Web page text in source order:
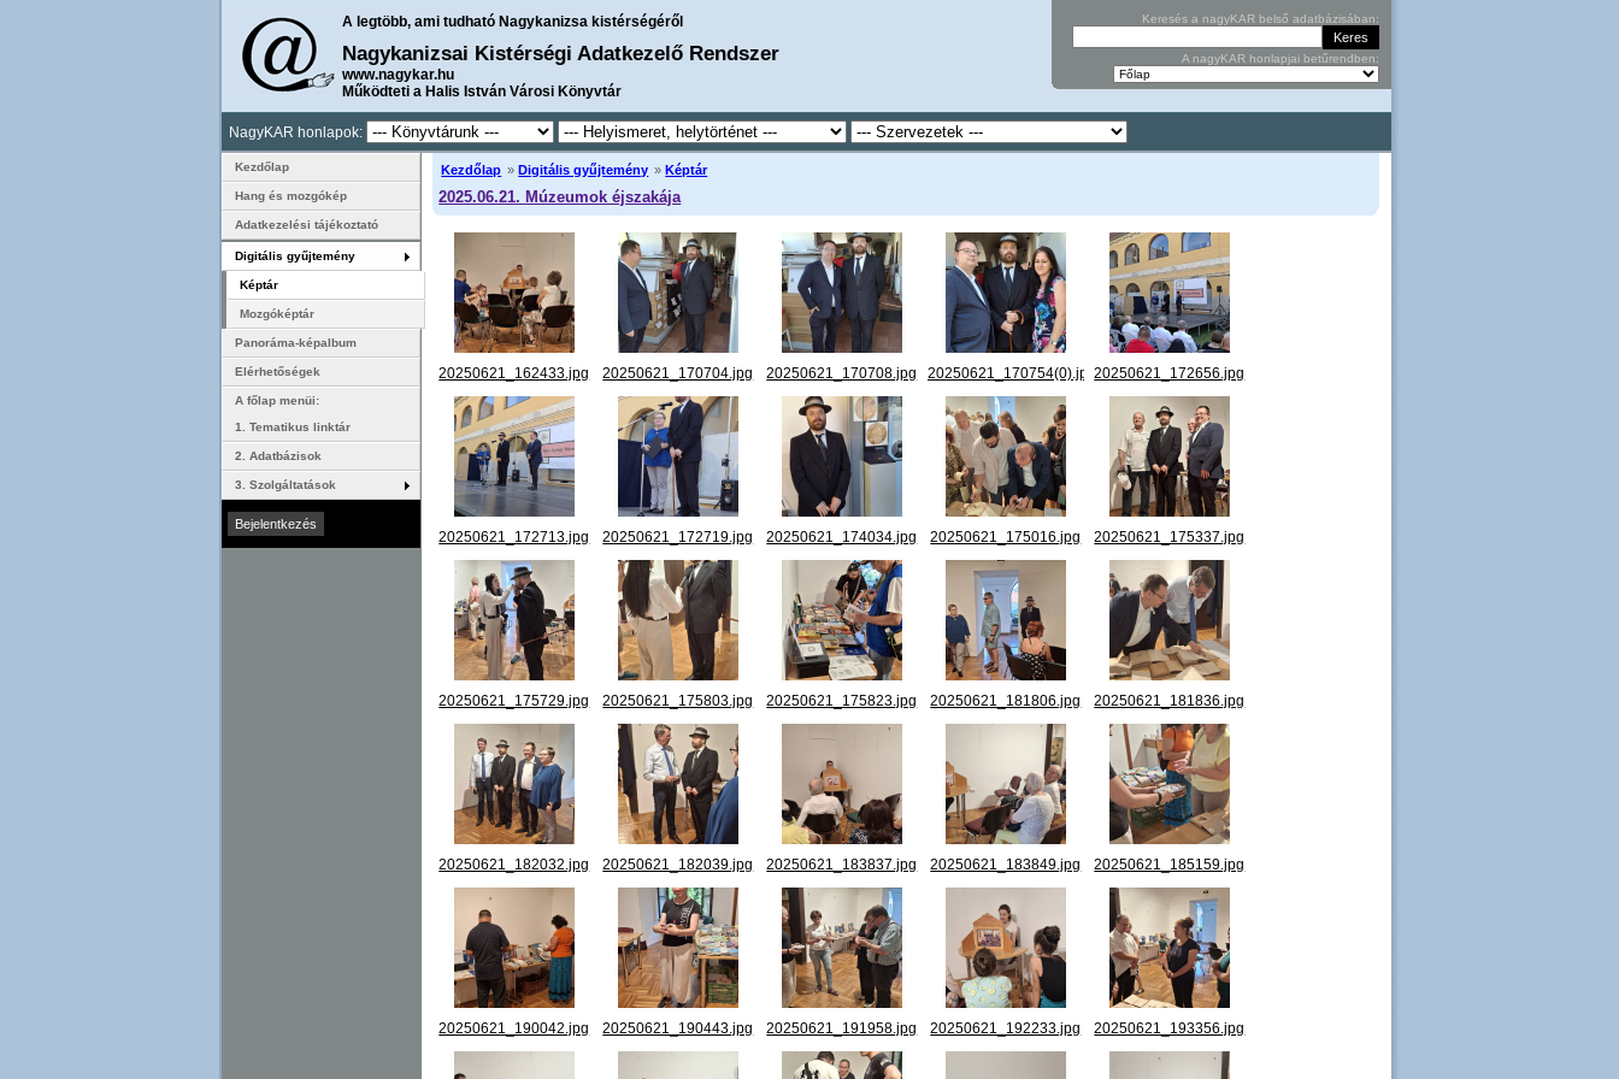
A legtöbb, ami tudható Nagykanizsa kistérségéről
Nagykanizsai Kistérségi Adatkezelő Rendszer
www.nagykar.hu
Működteti a Halis István Városi Könyvtár
Keresés a nagyKAR belső adatbázisában:
A nagyKAR honlapjai betűrendben:
NagyKAR honlapok:
Kezdőlap » Digitális gyűjtemény » Képtár
2025.06.21. Múzeumok éjszakája
20250621_162433.jpg 20250621_170704.jpg 20250621_170708.jpg 20250621_170754(0).jpg20250621_172656.jpg
20250621_172713.jpg 20250621_172719.jpg 20250621_174034.jpg 20250621_175016.jpg 20250621_175337.jpg
20250621_175729.jpg 20250621_175803.jpg 20250621_175823.jpg 20250621_181806.jpg 20250621_181836.jpg
20250621_182032.jpg 20250621_182039.jpg 20250621_183837.jpg 20250621_183849.jpg 20250621_185159.jpg
20250621_190042.jpg 20250621_190443.jpg 20250621_191958.jpg 20250621_192233.jpg 20250621_193356.jpg
Kezdőlap
Hang és mozgókép
Adatkezelési tájékoztató
Digitális gyűjtemény
Képtár
Mozgóképtár
Panoráma-képalbum
Elérhetőségek
A főlap menüi:
1. Tematikus linktár
2. Adatbázisok
3. Szolgáltatások